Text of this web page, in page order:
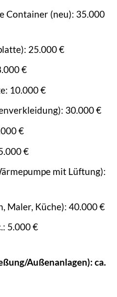
Container (neu): 35.000
25.000 €
€
10.000 €
30.000 €
€
€
mit Lüftung):
Maler, Küche): 40.000 €
5.000 €
Außenanlagen): ca.